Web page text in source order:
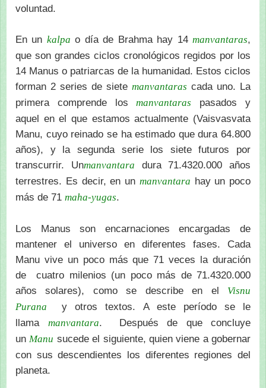
voluntad.
En un kalpa o día de Brahma hay 14manvantaras,
que son grandes ciclos cronológicos regidos por los
14 Manus o patriarcas de la humanidad. Estos ciclos
forman 2 series de siete manvantaras cada uno. La
primera comprende losmanvantaras
pasados y
aquel en el que estamos actualmente (Vaisvasvata
Manu, cuyo reinado se ha estimado que dura 64.800
años), y la segunda serie los siete futuros por
transcurrir. Unmanvantara dura 71.4320.000 años
terrestres. Es decir, en un manvantara hay un poco
más de 71 maha-yugas.
Los Manus son encarnaciones encargadas de
mantener el universo en diferentes fases. Cada
Manu vive un poco más que 71 veces la duración
de cuatro milenios (un poco más de 71.4320.000
años solares), como se describe en el Visnu
Purana
y otros textos. A este período se le
llama manvantara. Después de que concluye
unManu sucede el siguiente, quien viene a gobernar
con sus descendientes los diferentes regiones del
planeta.